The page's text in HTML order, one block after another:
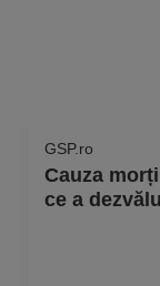
GSP.ro
Cauza
ce a